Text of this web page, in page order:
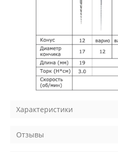
Характеристики
Отзывы